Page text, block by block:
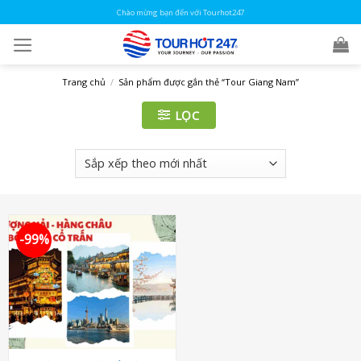
to
content
Chào mừng bạn đến với Tourhot247
Trang chủ / Sản phẩm được gắn thẻ “Tour Giang Nam”
LỌC
-99%